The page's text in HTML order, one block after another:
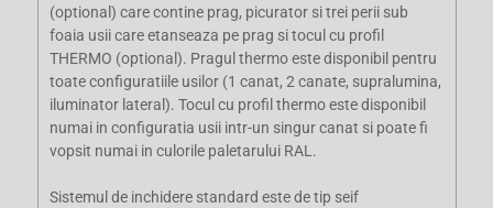
(optional) care contine prag, picurator si trei perii sub
foaia usii care etanseaza pe prag si tocul cu profil
THERMO (optional). Pragul thermo este disponibil pentru
toate configuratiile usilor (1 canat, 2 canate, supralumina,
iluminator lateral). Tocul cu profil thermo este disponibil
numai in configuratia usii intr-un singur canat si poate fi
vopsit numai in culorile paletarului RAL.
Sistemul de inchidere standard este de tip seif